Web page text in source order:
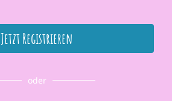
Jetzt Registrieren
oder